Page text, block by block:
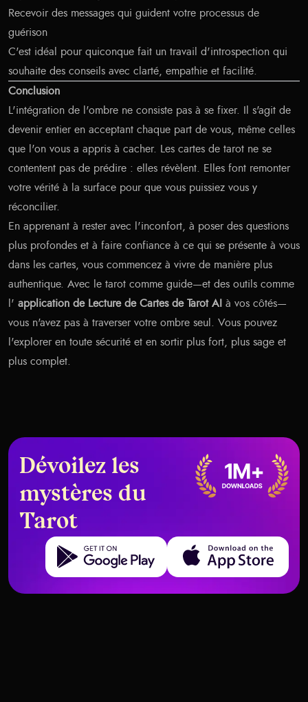
Recevoir des messages qui guident votre processus de
guérison
C'est idéal pour quiconque fait un travail d'introspection qui
souhaite des conseils avec clarté, empathie et facilité.
Conclusion
L'intégration de l'ombre ne consiste pas à se fixer. Il s'agit de
devenir entier en acceptant chaque part de vous, même celles
que l'on vous a appris à cacher. Les cartes de tarot ne se
contentent pas de prédire : elles révèlent. Elles font remonter
votre vérité à la surface pour que vous puissiez vous y
réconcilier.
En apprenant à rester avec l'inconfort, à poser des questions
plus profondes et à faire confiance à ce qui se présente à vous
dans les cartes, vous commencez à vivre de manière plus
authentique. Avec le tarot comme guide—et des outils comme
l' application de Lecture de Cartes de Tarot AI à vos côtés—
vous n'avez pas à traverser votre ombre seul. Vous pouvez
l'explorer en toute sécurité et en sortir plus fort, plus sage et
plus complet.
Dévoilez les
mystères du
Tarot
Get it on Google Play Download on the App Store